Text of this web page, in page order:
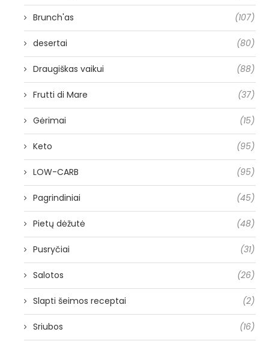
Brunch'as (107)
desertai (80)
Draugiškas vaikui (88)
Frutti di Mare (37)
Gėrimai (15)
Keto (95)
LOW-CARB (95)
Pagrindiniai (45)
Pietų dėžutė (48)
Pusryčiai (31)
Salotos (26)
Slapti šeimos receptai (2)
Sriubos (16)